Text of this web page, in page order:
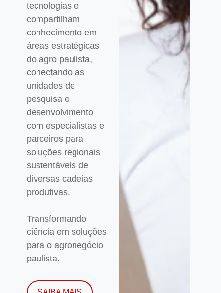
tecnologias e
compartilham
conhecimento em
áreas estratégicas
do agro paulista,
conectando as
unidades de
pesquisa e
desenvolvimento
com especialistas e
parceiros para
soluções regionais
sustentáveis de
diversas cadeias
produtivas.
Transformando
ciência em soluções
para o agronegócio
paulista.